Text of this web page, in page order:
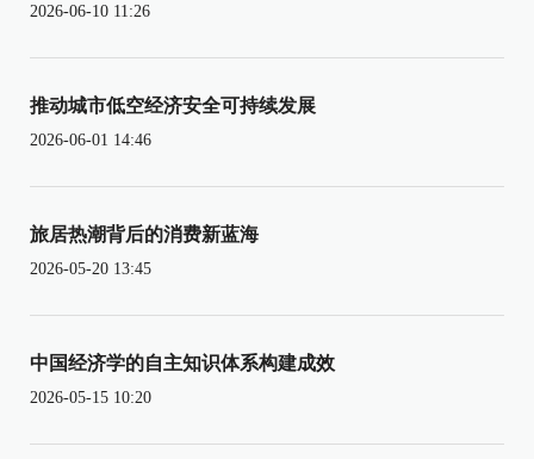
2026-06-10 11:26
推动城市低空经济安全可持续发展
2026-06-01 14:46
旅居热潮背后的消费新蓝海
2026-05-20 13:45
中国经济学的自主知识体系构建成效
2026-05-15 10:20